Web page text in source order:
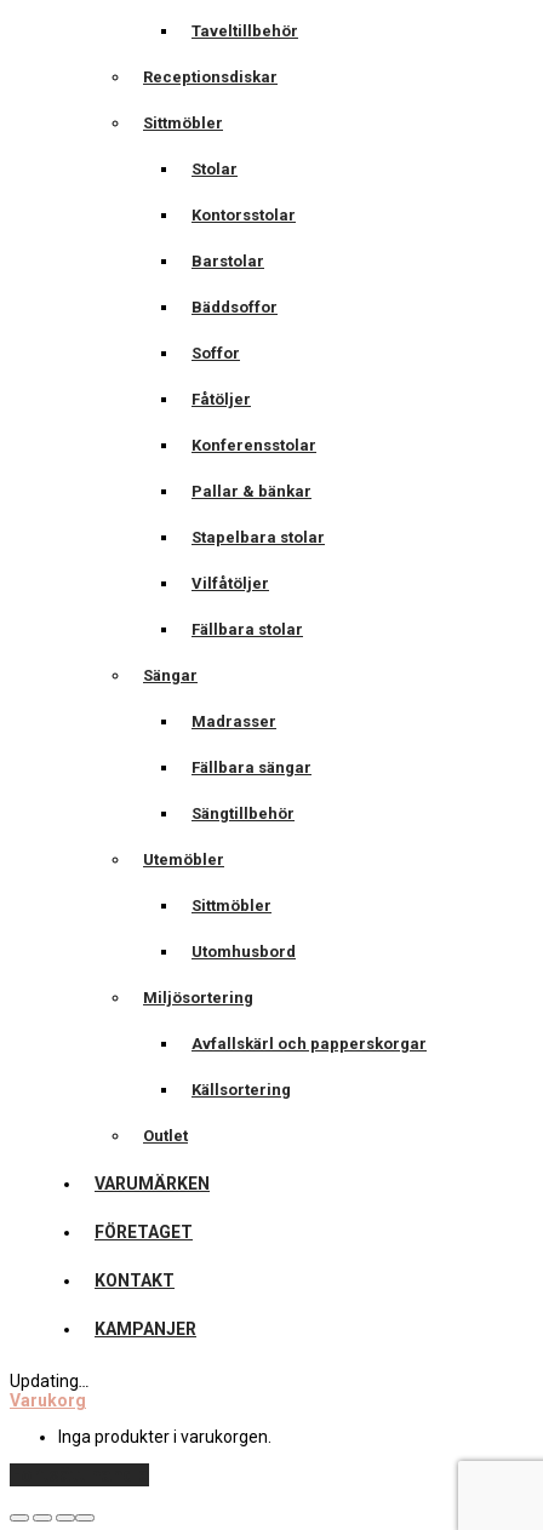
Taveltillbehör
Receptionsdiskar
Sittmöbler
Stolar
Kontorsstolar
Barstolar
Bäddsoffor
Soffor
Fåtöljer
Konferensstolar
Pallar & bänkar
Stapelbara stolar
Vilfåtöljer
Fällbara stolar
Sängar
Madrasser
Fällbara sängar
Sängtillbehör
Utemöbler
Sittmöbler
Utomhusbord
Miljösortering
Avfallskärl och papperskorgar
Källsortering
Outlet
VARUMÄRKEN
FÖRETAGET
KONTAKT
KAMPANJER
Updating…
Varukorg
Inga produkter i varukorgen.